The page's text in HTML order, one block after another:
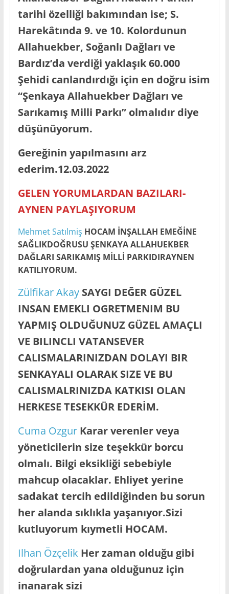
tarihi özelliği bakımından ise; S.
Harekâtında 9. ve 10. Kolordunun
Allahuekber, Soğanlı Dağları ve
Bardız’da verdiği yaklaşık 60.000
Şehidi canlandırdığı için en doğru isim
“Şenkaya Allahuekber Dağları ve
Sarıkamış Milli Parkı” olmalıdır diye
düşünüyorum.
Gereğinin yapılmasını arz
ederim.12.03.2022
GELEN YORUMLARDAN BAZILARI-
AYNEN PAYLAŞIYORUM
Mehmet Satılmiş HOCAM İNŞALLAH EMEĞİNE
SAĞLIKDOĞRUSU ŞENKAYA ALLAHUEKBER
DAĞLARI SARIKAMIŞ MİLLİ PARKIDIRAYNEN
KATILIYORUM.
Zülfikar AkaySAYGI DEĞER GÜZEL
INSAN EMEKLI OGRETMENIM BU
YAPMIŞ OLDUĞUNUZ GÜZEL AMAÇLI
VE BILINCLI VATANSEVER
CALISMALARINIZDAN DOLAYI BIR
SENKAYALI OLARAK SIZE VE BU
CALISMALRINIZDA KATKISI OLAN
HERKESE TESEKKÜR EDERİM.
Cuma Ozgur Karar verenler veya
yöneticilerin size teşekkür borcu
olmalı. Bilgi eksikliği sebebiyle
mahcup olacaklar. Ehliyet yerine
sadakat tercih edildiğinden bu sorun
her alanda sıklıkla yaşanıyor.Sizi
kutluyorum kıymetli HOCAM.
Ilhan Özçelik Her zaman olduğu gibi
doğrulardan yana olduğunuz için
inanarak sizi